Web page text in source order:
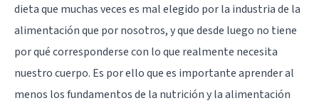
dieta que muchas veces es mal elegido por la industria de la
alimentación que por nosotros, y que desde luego no tiene
por qué corresponderse con lo que realmente necesita
nuestro cuerpo. Es por ello que es importante aprender al
menos los fundamentos de la nutrición y la alimentación